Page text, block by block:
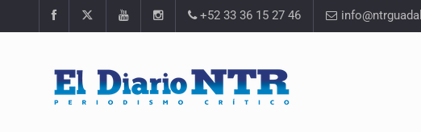
+52 33 36 15 27 46